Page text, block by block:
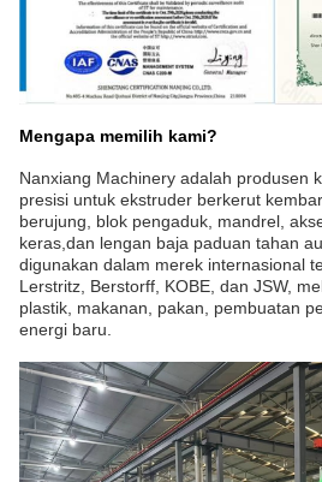
Mengapa memilih kami?
Nanxiang Machinery adalah produsen
presisi untuk ekstruder berkerut
berujung, blok pengaduk, mandrel,
keras,dan lengan baja paduan tahan
digunakan dalam merek internasional
Lerstritz, Berstorff, KOBE, dan JSW,
plastik, makanan, pakan, pembuatan
energi baru.